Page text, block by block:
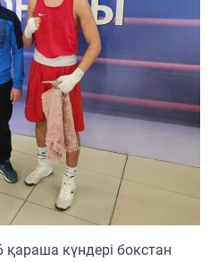
күндері бокстан